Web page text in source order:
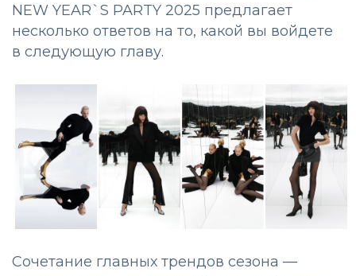
NEW YEAR`S PARTY 2025 предлагает
несколько ответов на то, какой вы войдете
в следующую главу.
Сочетание главных трендов сезона —